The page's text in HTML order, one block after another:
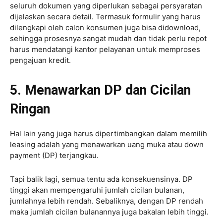
seluruh dokumen yang diperlukan sebagai persyaratan
dijelaskan secara detail. Termasuk formulir yang harus
dilengkapi oleh calon konsumen juga bisa didownload,
sehingga prosesnya sangat mudah dan tidak perlu repot
harus mendatangi kantor pelayanan untuk memproses
pengajuan kredit.
5. Menawarkan DP dan Cicilan
Ringan
Hal lain yang juga harus dipertimbangkan dalam memilih
leasing adalah yang menawarkan uang muka atau down
payment (DP) terjangkau.
Tapi balik lagi, semua tentu ada konsekuensinya. DP
tinggi akan mempengaruhi jumlah cicilan bulanan,
jumlahnya lebih rendah. Sebaliknya, dengan DP rendah
maka jumlah cicilan bulanannya juga bakalan lebih tinggi.